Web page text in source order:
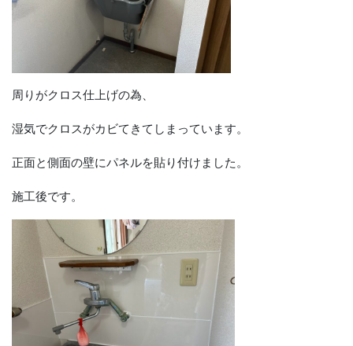
周りがクロス仕上げの為、
湿気でクロスがカビてきてしまっています。
正面と側面の壁にパネルを貼り付けました。
施工後です。